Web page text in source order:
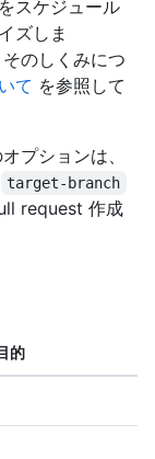
スケジュール
ズしま
のしくみにつ
て を参照して
プションは、
target-branch
request 作成
的